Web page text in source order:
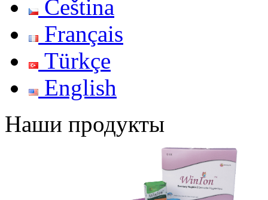
Čeština
Français
Türkçe
English
Наши продукты